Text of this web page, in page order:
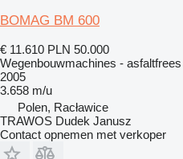
BOMAG BM 600
€ 11.610 PLN 50.000
Wegenbouwmachines - asfaltfrees
2005
3.658 m/u
Polen, Racławice
TRAWOS Dudek Janusz
Contact opnemen met verkoper